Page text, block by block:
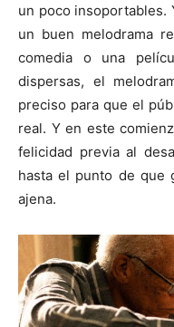
un poco insoportables.
un buen melodrama
comedia o una
dispersas, el
preciso para que el
real. Y en este
felicidad previa al
hasta el punto de que
ajena.